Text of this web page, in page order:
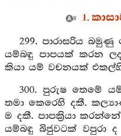
1.
299. පාරාසරිය
යම්බඳු පාපයක් කරන
කියා යම් වචනයක්
300. පුරුෂ තෙමේ
තමා කෙරෙහි දකී.
ම දකී. පාපක්‍රියා
යම්බඳු බිජුවටක් වපුරා